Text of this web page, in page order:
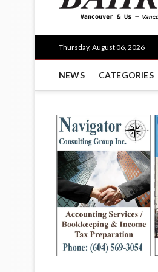
Thursday, August 06, 2026
NEWS CATEGORIES